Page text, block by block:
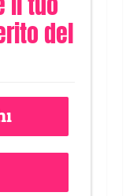
del
% )
% )